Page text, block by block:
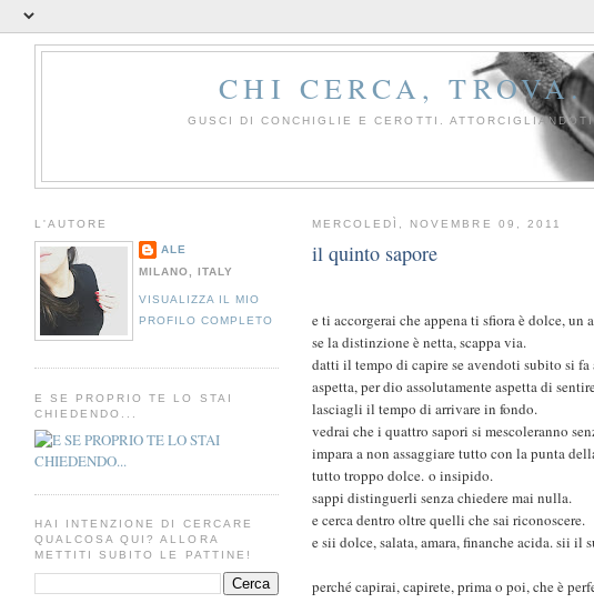
CHI CERCA, TROVA.
GUSCI DI CONCHIGLIE E CEROTTI.
MERCOLEDÌ, NOVEMBRE 09, 2011
il quinto sapore
e ti accorgerai che appena ti sfiora è dolce, un
se la distinzione è netta, scappa via.
datti il tempo di capire se avendoti subito si fa
aspetta, per dio assolutamente aspetta di
lasciagli il tempo di arrivare in fondo.
vedrai che i quattro sapori si mescoleranno
impara a non assaggiare tutto con la punta
tutto troppo dolce. o insipido.
sappi distinguerli senza chiedere mai nulla.
e cerca dentro oltre quelli che sai riconoscere.
e sii dolce, salata, amara, finanche acida. sii il
perché capirai, capirete, prima o poi, che è
L'AUTORE
ALE
MILANO, ITALY
VISUALIZZA IL MIO
PROFILO COMPLETO
E SE PROPRIO TE LO STAI
CHIEDENDO...
HAI INTENZIONE DI CERCARE
QUALCOSA QUI? ALLORA
METTITI SUBITO LE PATTINE!